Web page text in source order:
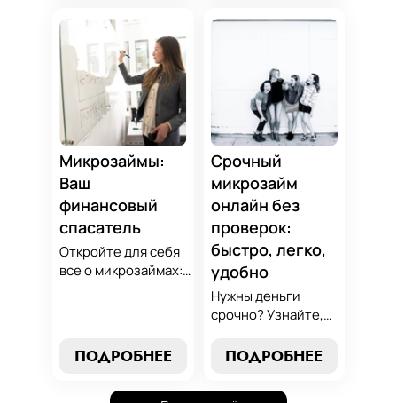
вариант для ваших
нужд. Откройте
экспертные
стратегии
погашения и
сделайте
осознанный выбор,
который
поддержит вашу
финансовую
стабильность.
избежанию
финансово
грамотным с нами!
Микрозаймы:
Ваш
финансовый
спасатель
Откройте для себя
все о микрозаймах:
погашения. Наше
ПОДРОБНЕЕ
Срочный
микрозайм
онлайн без
проверок:
быстро, легко,
удобно
Нужны деньги
срочно? Узнайте,
срочный
без проверок и
ПОДРОБНЕЕ